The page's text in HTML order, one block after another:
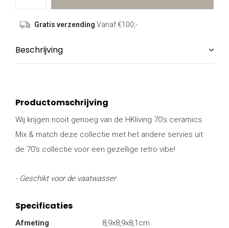
Gratis verzending Vanaf €100,-
Beschrijving
Productomschrijving
Wij krijgen nooit genoeg van de HKliving 70's ceramics.
Mix & match deze collectie met het andere servies uit
de 70's collectie voor een gezellige retro vibe!
- Geschikt voor de vaatwasser
Specificaties
Afmeting
8,9x8,9x8,1cm